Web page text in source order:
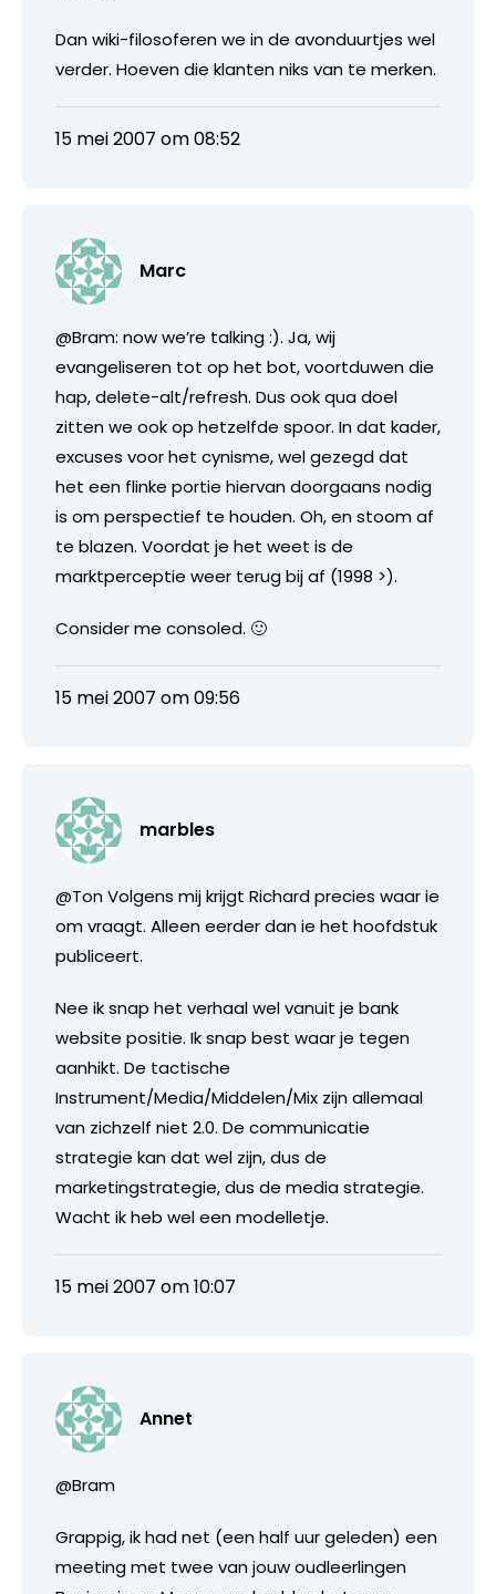
Dan wiki-filosoferen we in de avonduurtjes wel
verder. Hoeven die klanten niks van te merken.
15 mei 2007 om 08:52
Marc
@Bram: now we’re talking :). Ja, wij
evangeliseren tot op het bot, voortduwen die
hap, delete-alt/refresh. Dus ook qua doel
zitten we ook op hetzelfde spoor. In dat kader,
excuses voor het cynisme, wel gezegd dat
het een flinke portie hiervan doorgaans nodig
is om perspectief te houden. Oh, en stoom af
te blazen. Voordat je het weet is de
marktperceptie weer terug bij af (1998 >).
Consider me consoled. 🙂
15 mei 2007 om 09:56
marbles
@Ton Volgens mij krijgt Richard precies waar ie
om vraagt. Alleen eerder dan ie het hoofdstuk
publiceert.
Nee ik snap het verhaal wel vanuit je bank
website positie. Ik snap best waar je tegen
aanhikt. De tactische
Instrument/Media/Middelen/Mix zijn allemaal
van zichzelf niet 2.0. De communicatie
strategie kan dat wel zijn, dus de
marketingstrategie, dus de media strategie.
Wacht ik heb wel een modelletje.
15 mei 2007 om 10:07
Annet
@Bram
Grappig, ik had net (een half uur geleden) een
meeting met twee van jouw oudleerlingen